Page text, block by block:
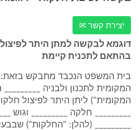
יצירת קשר ✉
דוגמא לבקשה למתן היתר
בהתאם לתכנית קיימת
בית המשפט הנכבד מתבקש בזאת:
המקומית לתכנון ולבניה
המקומית") ליתן היתר לפיצול
_________ חלקה _________ וגוש
_________ (להלן: "החלקות")